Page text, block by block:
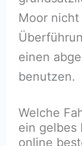
Moor
einen
benutzen.
Welche
ein gelbes
online